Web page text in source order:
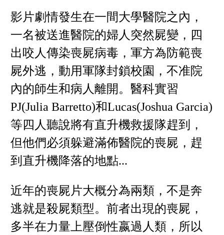
影片劇情發生在一間大學醫院之內，
一名被送進醫院的婦人突然屍變，四
出咬人傳染喪屍病毒，軍方為防範喪
屍外逃，動用軍隊封鎖校園，不准院
內的師生和病人離開。醫科實習
PJ(Julia Barretto)和Lucas(Joshua Garcia)
等四人聽說將有直升機救援隊趕到，
但他們必須躲避滿佈醫院的喪屍，趕
到直升機降落的地點...
近年的喪屍片大概分為兩類，不是奔
逃就是殺屍類型。前者出現的喪屍，
多半在力量上壓倒性嬴過人類，所以